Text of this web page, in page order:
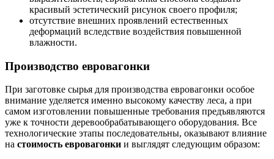
красивый эстетический рисунок своего профиля;
отсутствие внешних проявлений естественных
деформаций вследствие воздействия повышенной
влажности.
Производство евровагонки
При заготовке сырья для производства евровагонки особое
внимание уделяется именно высокому качеству леса, а при
самом изготовлении повышенные требования предъявляются
уже к точности деревообрабатывающего оборудования. Все
технологические этапы последовательны, оказывают влияние
на стоимость евровагонки и выглядят следующим образом: